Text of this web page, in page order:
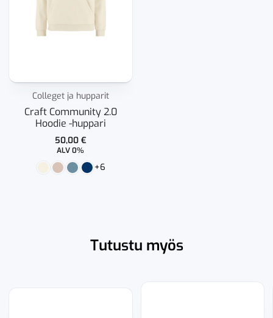
Colleget ja hupparit
Craft Community 2.0
Hoodie -huppari
50,00 €
ALV 0%
+6
Tutustu myös